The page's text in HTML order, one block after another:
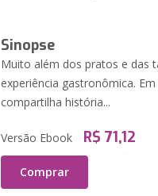
Sinopse
Muito além dos pratos e das
experiência gastronômica.
compartilha história...
Versão Ebook R$ 71,12
Comprar